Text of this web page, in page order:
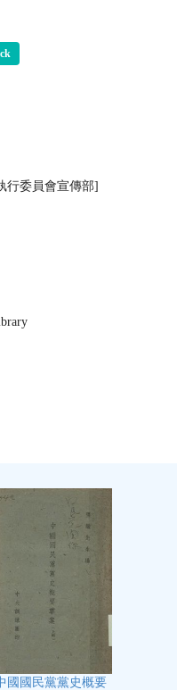
行委員會宣傳部]
國國民黨黨史概要